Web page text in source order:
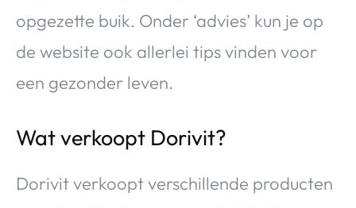
opgezette buik. Onder ‘advies’ kun je op
de website ook allerlei tips vinden voor
een gezonder leven.
Wat verkoopt Dorivit?
Dorivit verkoopt verschillende producten